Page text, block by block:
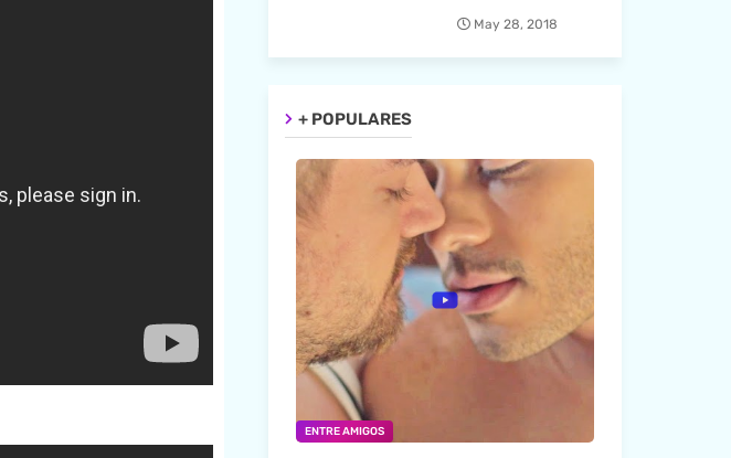
May 28, 2018
+ POPULARES
ENTRE AMIGOS